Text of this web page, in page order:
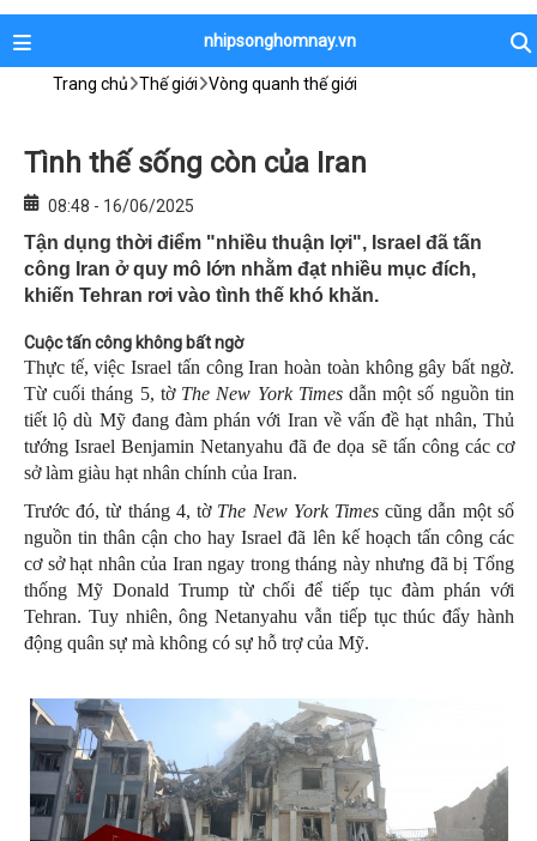
nhipsonghomnay.vn
Trang chủ Thế giới Vòng quanh thế giới
Tình thế sống còn của Iran
08:48 - 16/06/2025
Tận dụng thời điểm "nhiều thuận lợi", Israel đã tấn
công Iran ở quy mô lớn nhằm đạt nhiều mục đích,
khiến Tehran rơi vào tình thế khó khăn.
Cuộc tấn công không bất ngờ
Thực tế, việc Israel tấn công Iran hoàn toàn không gây bất ngờ.
Từ cuối tháng 5, tờ The New York Timesdẫn một số nguồn tin
tiết lộ dù Mỹ đang đàm phán với Iran về vấn đề hạt nhân, Thủ
tướng Israel Benjamin Netanyahu đã đe dọa sẽ tấn công các cơ
sở làm giàu hạt nhân chính của Iran.
Trước đó, từ tháng 4, tờ The New York Timescũng dẫn một số
nguồn tin thân cận cho hay Israel đã lên kế hoạch tấn công các
cơ sở hạt nhân của Iran ngay trong tháng này nhưng đã bị Tổng
thống Mỹ Donald Trump từ chối để tiếp tục đàm phán với
Tehran. Tuy nhiên, ông Netanyahu vẫn tiếp tục thúc đẩy hành
động quân sự mà không có sự hỗ trợ của Mỹ.